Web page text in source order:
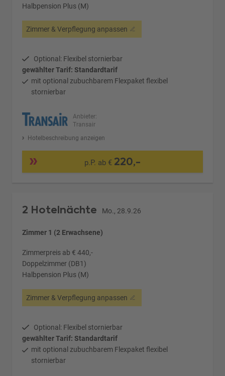
Halbpension Plus (M)
Zimmer & Verpflegung anpassen
Optional: Flexibel stornierbar
gewählter Tarif: Standardtarif
mit optional zubuchbarem Flexpaket flexibel
stornierbar
Anbieter:
Transair
Hotelbeschreibung anzeigen
p.P. ab € 220,-
2 Hotelnächte Mo., 28.9.26
Zimmer 1 (2 Erwachsene)
Zimmerpreis ab € 440,-
Doppelzimmer (DB1)
Halbpension Plus (M)
Zimmer & Verpflegung anpassen
Optional: Flexibel stornierbar
gewählter Tarif: Standardtarif
mit optional zubuchbarem Flexpaket flexibel
stornierbar